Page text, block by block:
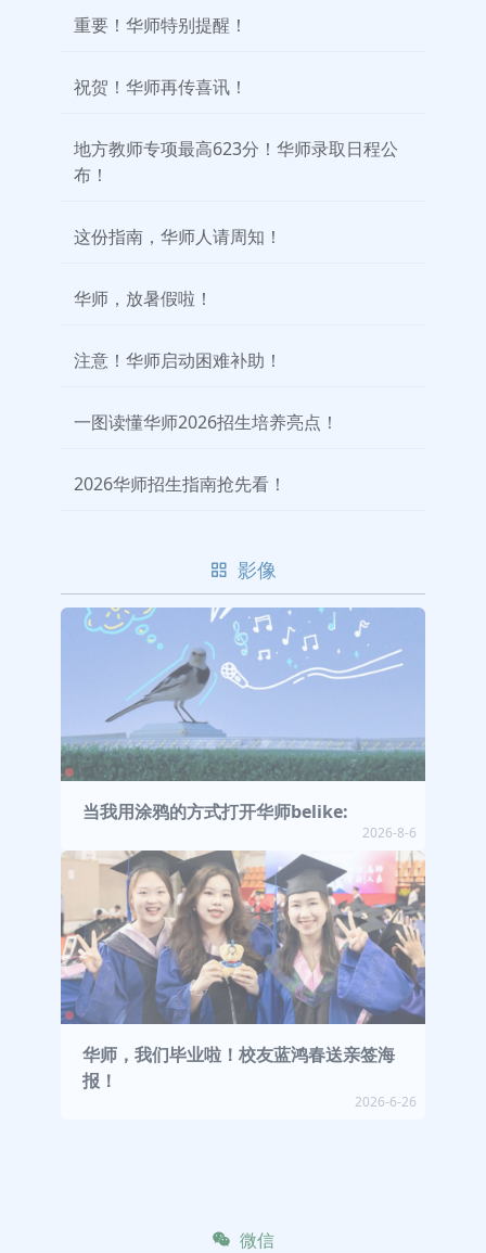
重要！华师特别提醒！
祝贺！华师再传喜讯！
地方教师专项最高623分！华师录取日程公
布！
这份指南，华师人请周知！
华师，放暑假啦！
注意！华师启动困难补助！
一图读懂华师2026招生培养亮点！
2026华师招生指南抢先看！
影像
当我用涂鸦的方式打开华师belike:
2026-8-6
华师，我们毕业啦！校友蓝鸿春送亲签海
报！
2026-6-26
微信